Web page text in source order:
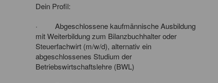
Dein Profil:
· Abgeschlossene kaufmännische Ausbildung
mit Weiterbildung zum Bilanzbuchhalter oder
Steuerfachwirt (m/w/d), alternativ ein
abgeschlossenes Studium der
Betriebswirtschaftslehre (BWL)